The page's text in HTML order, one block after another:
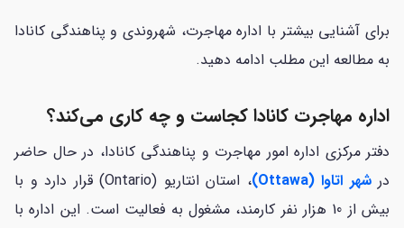
برای آشنایی بیشتر با اداره مهاجرت، شهروندی و پناهندگی کانادا
به مطالعه این مطلب ادامه دهید.
اداره مهاجرت کانادا کجاست و چه کاری می‌کند؟
دفتر مرکزی اداره امور مهاجرت و پناهندگی کانادا، در حال حاضر
در شهر اتاوا (Ottawa)
، استان انتاریو (Ontario) قرار دارد و با
بیش از 10 هزار نفر کارمند، مشغول به فعالیت است. این اداره با